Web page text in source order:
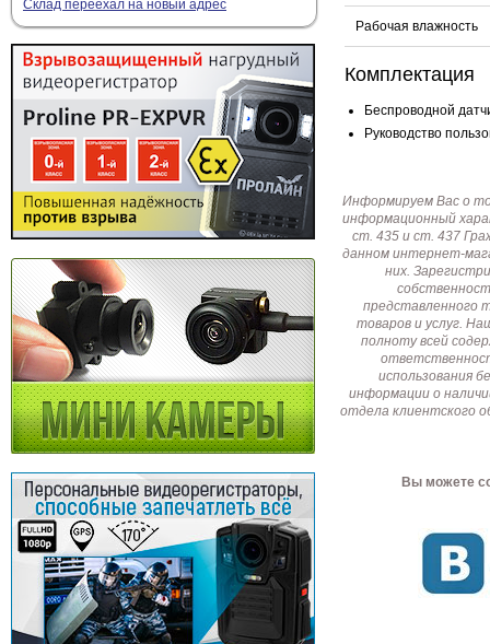
Склад переехал на новый адрес
Рабочая влажность
Комплектация
Беспроводной
Руководство
Информируем Вас о
информационный
ст. 435 и ст. 437
данном интернет-
них.
представленного
товаров и услуг.
полноту всей
использования
информации о
отдела клиентского
Вы можете